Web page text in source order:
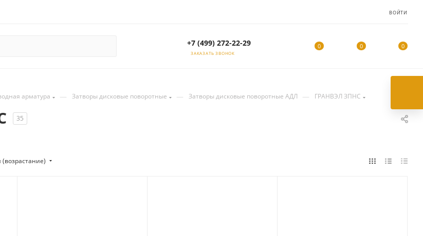
ВОЙТИ
+7 (499) 272-22-29
ЗАКАЗАТЬ ЗВОНОК
0 0 0
арматура — Затворы дисковые поворотные — Затворы дисковые поворотные АДЛ — ГРАНВЭЛ ЗПНС
35